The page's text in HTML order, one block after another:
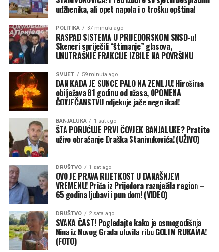
(BN)
2, na čijoj sam realizaciji insistirao od prvog dana svog
odborničkog mandata. Tim projektom trajno rješavamo
pitanje vodosnabdijevanja za veliki broj domaćinstava“,
poručio je Drinić.
Nastavak rada na terenu za bolju Banjaluku
On je dodao da ostaje posvećen direktnom kontaktu sa
sugrađanima, jer je to jedini ispravan put za dalji razvoj i
napredak grada.
„Nastavljamo da radimo, razgovaramo sa ljudima i
budemo prisutni tamo gdje je to najpotrebnije. Samo
tako možemo donositi odluke koje će Banjaluku voditi
naprijed i opravdati povjerenje koje su nam građani
ukazali“, zaključio je Drinić.
udžbenika, ali opet napola i o trošku opština!
POLITIKA 37 minuta ago
RASPAD SISTEMA U PRIJEDORSKOM SNSD-u!
Skeneri spriječili “štimanje” glasova,
UNUTRAŠNJE FRAKCIJE IZBILE NA POVRŠINU
SVIJET 59 minuta ago
DAN KADA JE SUNCE PALO NA ZEMLJU! Hirošima
obilježava 81 godinu od užasa, OPOMENA
ČOVJEČANSTVU odjekuje jače nego ikad!
BANJALUKA 1 sat ago
ŠTA PORUČUJE PRVI ČOVJEK BANJALUKE? Pratite
uživo obraćanje Draška Stanivukovića! (UŽIVO)
DRUŠTVO 1 sat ago
OVO JE PRAVA RIJETKOST U DANAŠNJEM
VREMENU! Priča iz Prijedora raznježila region –
65 godina ljubavi i pun dom! (VIDEO)
DRUŠTVO 2 sata ago
SVAKA ČAST! Pogledajte kako je osmogodišnja
Nina iz Novog Grada ulovila ribu GOLIM RUKAMA!
(FOTO)